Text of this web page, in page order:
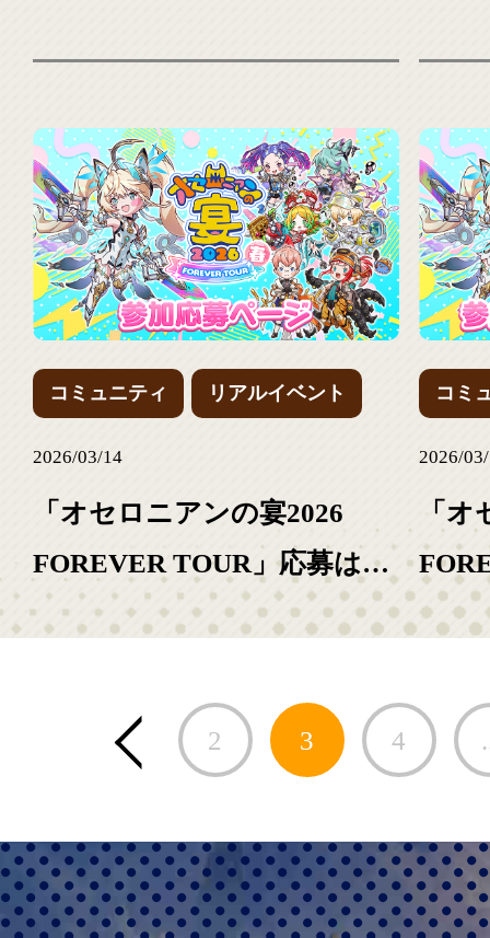
コミュニティ リアルイベント
2026/03/14
「オセロニアンの宴2026
FOREVER TOUR」応募はこ
ちら！
コミ
2026/
「
約・
prev link
2 3 4